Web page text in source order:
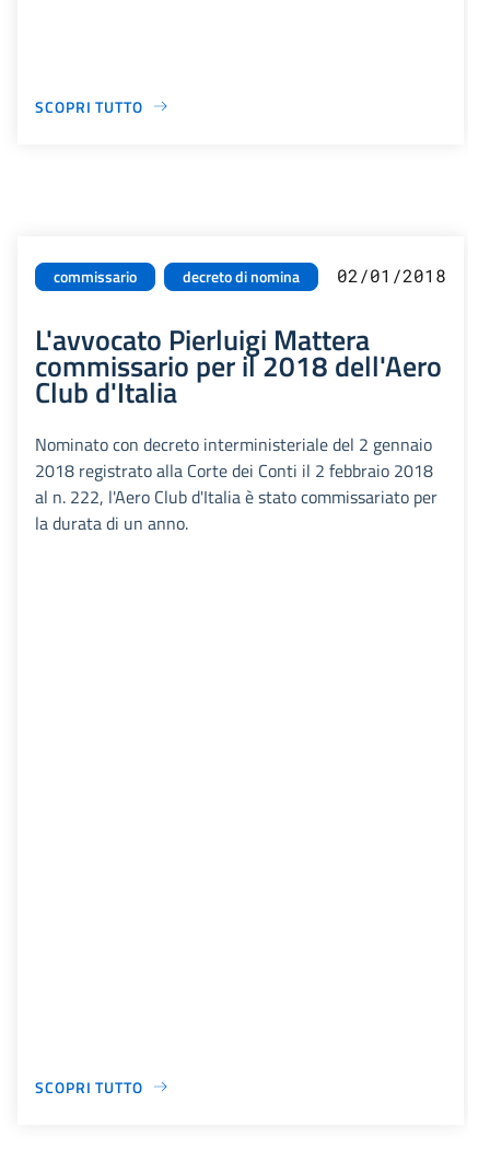
SCOPRI TUTTO
commissario decreto di nomina 02/01/2018
L'avvocato Pierluigi Mattera
commissario per il 2018 dell'Aero
Club d'Italia
Nominato con decreto interministeriale del 2 gennaio
2018 registrato alla Corte dei Conti il 2 febbraio 2018
al n. 222, l'Aero Club d'Italia è stato commissariato per
la durata di un anno.
SCOPRI TUTTO